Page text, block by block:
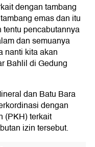
dengan tambang
emas dan itu
pencabutannya
dan semuanya
nanti kita akan
Bahlil di Gedung
dan Batu Bara
dengan
(PKH) terkait
izin tersebut.